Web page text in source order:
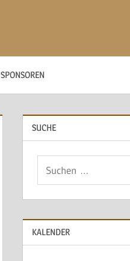
SPONSOREN
SUCHE
KALENDER